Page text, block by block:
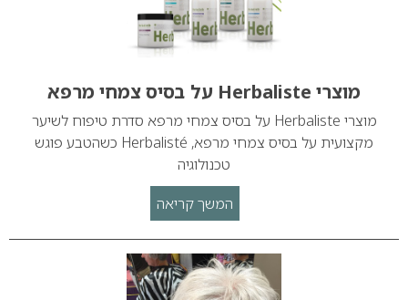
מוצרי Herbaliste על בסיס צמחי מרפא
מוצרי Herbaliste על בסיס צמחי מרפא סדרת טיפוח לשיער
מקצועית על בסיס צמחי מרפא, Herbalisté כשהטבע פוגש
טכנולוגיה
המשך קריאה